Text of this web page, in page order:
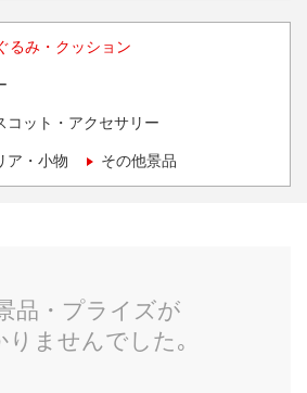
るみ・クッション
コット・アクセサリー
ア・小物 その他景品